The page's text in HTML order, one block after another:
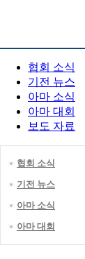
협회 소식
기전 뉴스
아마 소식
아마 대회
보도 자료
협회 소식
기전 뉴스
아마 소식
아마 대회